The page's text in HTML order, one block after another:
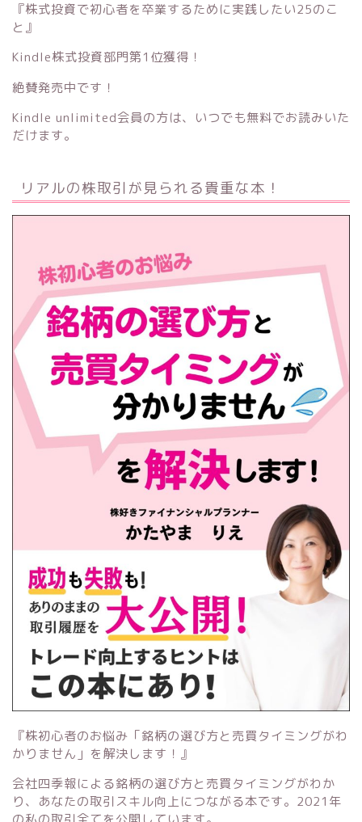
『株式投資で初心者を卒業するために実践したい25のこ
と』
Kindle株式投資部門第1位獲得！
絶賛発売中です！
Kindle unlimited会員の方は、いつでも無料でお読みいた
だけます。
リアルの株取引が見られる貴重な本！
『株初心者のお悩み「銘柄の選び方と売買タイミングがわ
かりません」を解決します！』
会社四季報による銘柄の選び方と売買タイミングがわか
り、あなたの取引スキル向上につながる本です。2021年